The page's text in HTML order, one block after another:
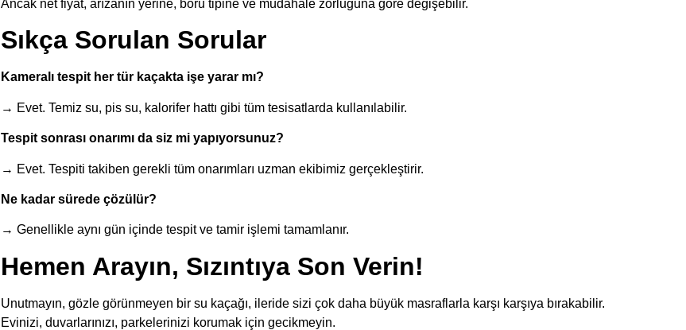
Ancak net fiyat, arızanın yerine, boru tipine ve müdahale zorluğuna göre değişebilir.
Sıkça Sorulan Sorular
Kameralı tespit her tür kaçakta işe yarar mı?
→ Evet. Temiz su, pis su, kalorifer hattı gibi tüm tesisatlarda kullanılabilir.
Tespit sonrası onarımı da siz mi yapıyorsunuz?
→ Evet. Tespiti takiben gerekli tüm onarımları uzman ekibimiz gerçekleştirir.
Ne kadar sürede çözülür?
→ Genellikle aynı gün içinde tespit ve tamir işlemi tamamlanır.
Hemen Arayın, Sızıntıya Son Verin!
Unutmayın, gözle görünmeyen bir su kaçağı, ileride sizi çok daha büyük masraflarla karşı karşıya bırakabilir.
Evinizi, duvarlarınızı, parkelerinizi korumak için gecikmeyin.